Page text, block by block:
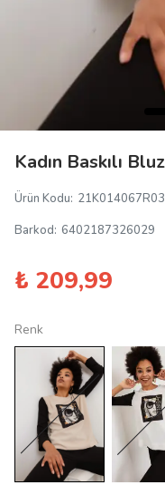
Kadın Baskılı Bluz
Ürün Kodu:
Barkod: 6402187326029
₺ 209,99
Renk